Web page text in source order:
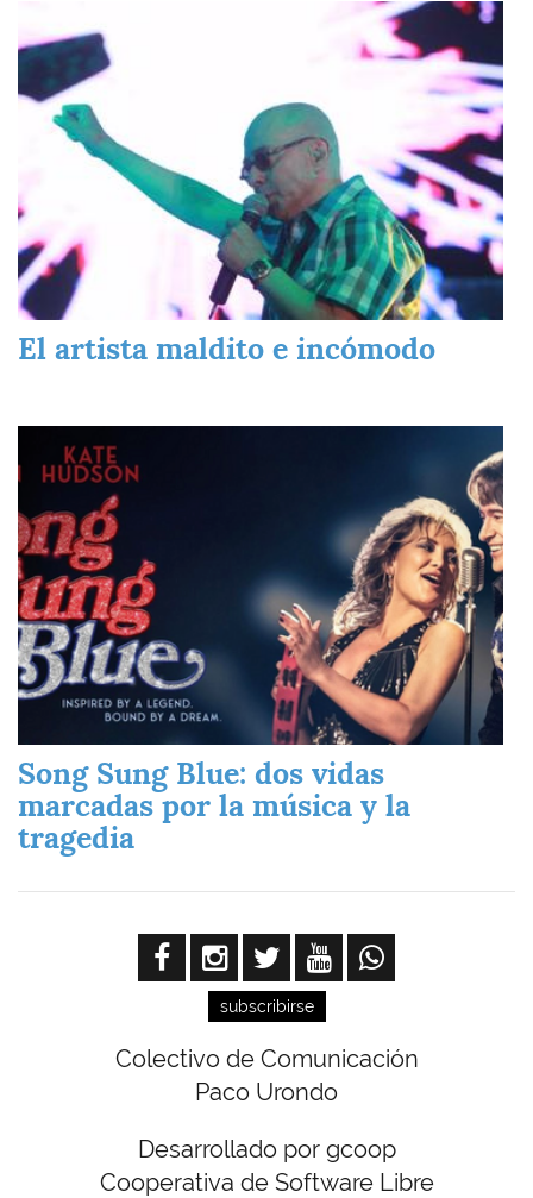
El artista maldito e incómodo
Song Sung Blue: dos vidas
marcadas por la música y la
tragedia
subscribirse
Colectivo de Comunicación
Paco Urondo
Desarrollado por gcoop
Cooperativa de Software Libre